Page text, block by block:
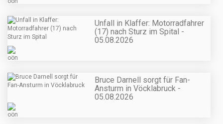
Unfall in Klaffer: Motorradfahrer
(17) nach Sturz im Spital -
05.08.2026
Bruce Darnell sorgt für Fan-
Ansturm in Vöcklabruck -
05.08.2026